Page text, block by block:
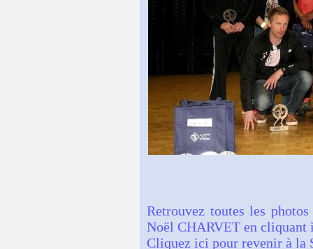
Retrouvez toutes les
Noël CHARVET en cliquant
Cliquez ici pour revenir à la